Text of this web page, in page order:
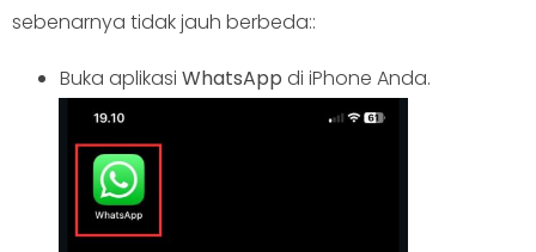
sebenarnya tidak jauh berbeda::
Buka aplikasi WhatsApp di iPhone Anda.